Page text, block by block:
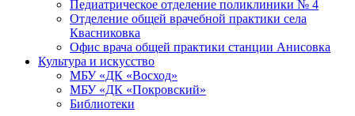
Педиатрическое отделение поликлиники № 4
Отделение общей врачебной практики села
Квасниковка
Офис врача общей практики станции Анисовка
Культура и искусство
МБУ «ДК «Восход»
МБУ «ДК «Покровский»
Библиотеки